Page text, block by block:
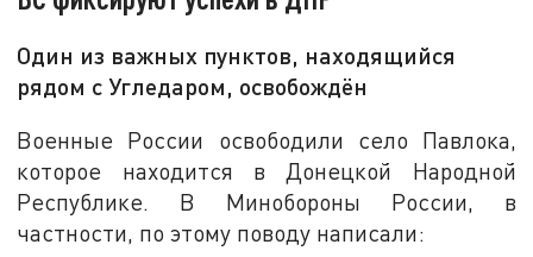
Один из важных пунктов, находящийся
рядом с Угледаром, освобождён
Военные России освободили село Павлока,
которое находится в Донецкой Народной
Республике. В Минобороны России, в
частности, по этому поводу написали: